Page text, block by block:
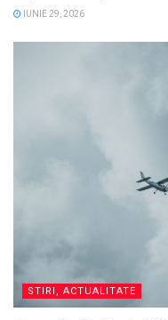
IUNIE 29, 2026
STIRI, ACTUALITATE